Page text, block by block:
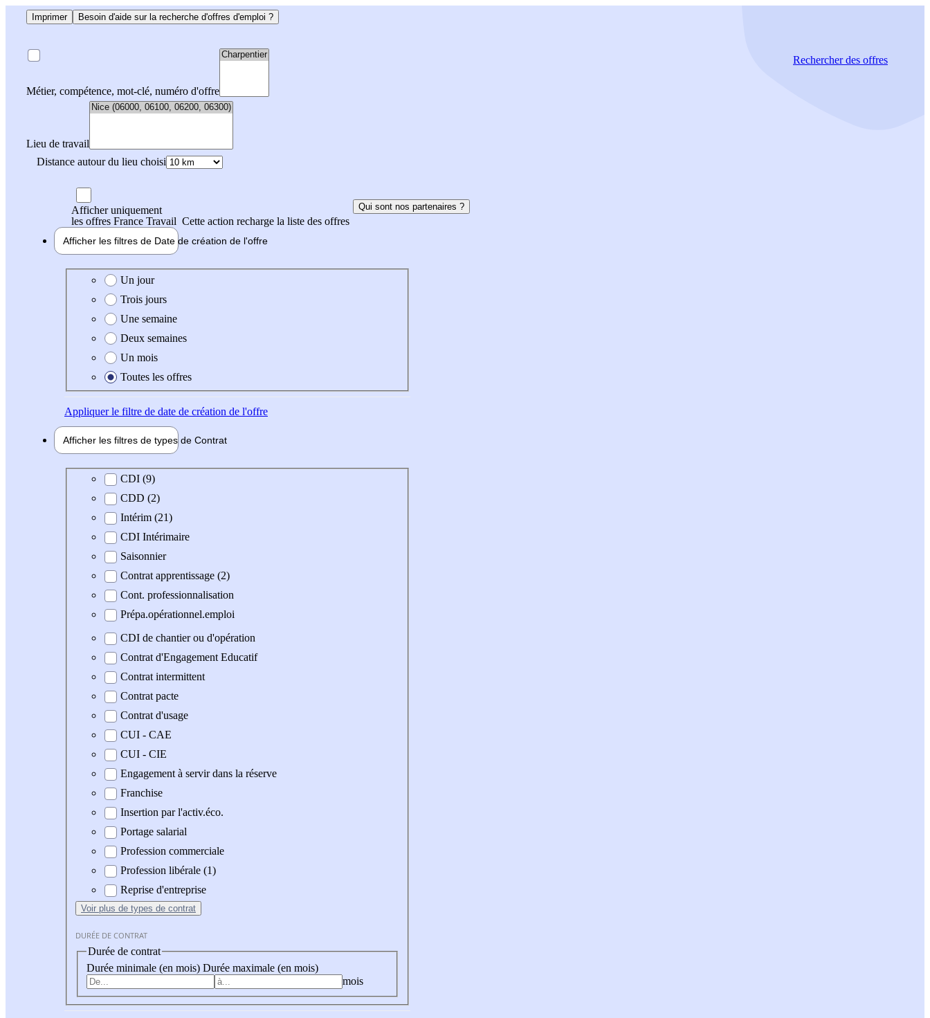
Imprimer Besoin d'aide sur la recherche d'offres d'emploi ?
Métier, compétence, mot-clé, numéro d'offre
Lieu de travail
Distance autour du lieu choisi
Rechercherdes offres
Afficher uniquement
les offres France Travail Cette action recharge la liste des offres
Qui sont nos partenaires ?
Afficher les filtres de Date de création de l'offre
Date de création de l'offre
Un jour
Trois jours
Une semaine
Deux semaines
Un mois
Toutes les offres
Appliquerle filtre de date de création de l'offre
Afficher les filtres de types de Contrat
Type de contrat
CDI (9)
CDD (2)
Intérim (21)
CDI Intérimaire
Saisonnier
Contrat apprentissage (2)
Cont. professionnalisation
Prépa.opérationnel.emploi
CDI de chantier ou d'opération
Contrat d'Engagement Educatif
Contrat intermittent
Contrat pacte
Contrat d'usage
CUI - CAE
CUI - CIE
Engagement à servir dans la réserve
Franchise
Insertion par l'activ.éco.
Portage salarial
Profession commerciale
Profession libérale (1)
Reprise d'entreprise
Voir plus de types de contrat
DURÉE DE CONTRAT
Durée de contrat
Durée minimale (en mois) Durée maximale (en mois)
mois